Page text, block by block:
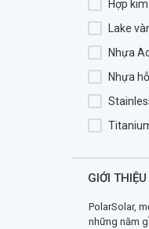
Exfash
Hợp kim
Lake
Nhựa
Nhựa
GIỚI THIỆU
PolarSolar,
những năm